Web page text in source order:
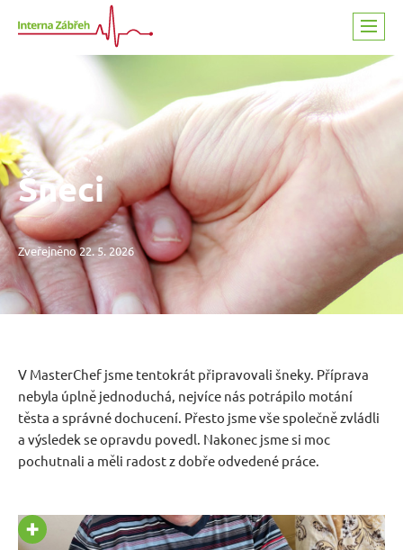
Přeskočit na obsah
Šneci
Zveřejněno 22. 5. 2026
V MasterChef jsme tentokrát připravovali šneky. Příprava
nebyla úplně jednoduchá, nejvíce nás potrápilo motání
těsta a správné dochucení. Přesto jsme vše společně zvládli
a výsledek se opravdu povedl. Nakonec jsme si moc
pochutnali a měli radost z dobře odvedené práce.